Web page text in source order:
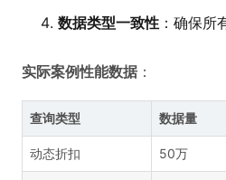
数据类型一致性 ：确保
实际案例性能数据 ：
查询类型 数据量
动态折扣 50万